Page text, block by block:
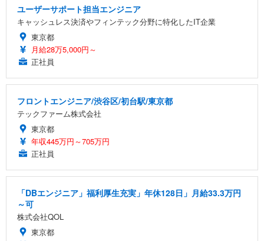
ユーザーサポート担当エンジニア
キャッシュレス決済やフィンテック分野に特化したIT企業
東京都
月給28万5,000円～
正社員
フロントエンジニア/渋谷区/初台駅/東京都
テックファーム株式会社
東京都
年収445万円～705万円
正社員
「DBエンジニア」福利厚生充実」年休128日」月給33.3万円
～可
株式会社QOL
東京都